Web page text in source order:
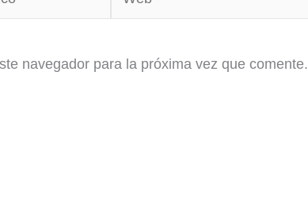
navegador para la próxima vez que comente.